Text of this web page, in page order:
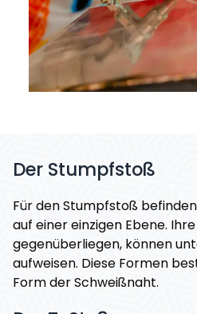
Der Stumpfstoß
Für den Stumpfstoß
auf einer einzigen Ebene.
gegenüberliegen, können
aufweisen. Diese Formen
Form der Schweißnaht.